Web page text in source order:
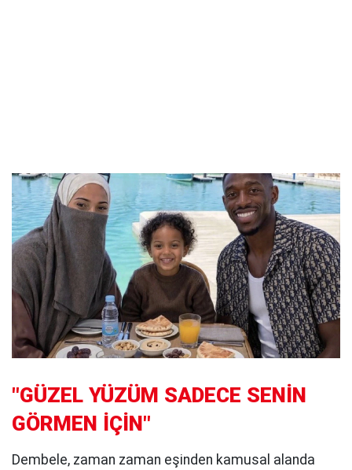
"GÜZEL YÜZÜM SADECE SENİN
GÖRMEN İÇİN"
Dembele, zaman zaman eşinden kamusal alanda